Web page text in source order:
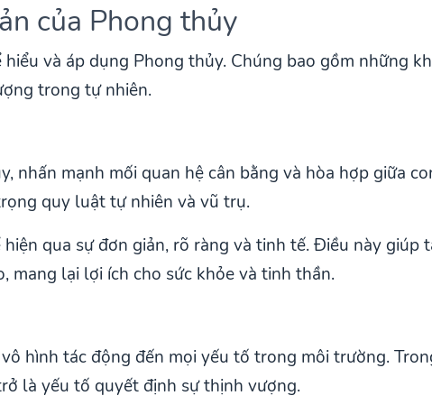
của Phong thủy
và áp dụng Phong thủy. Chúng bao gồm những
trong tự nhiên.
mạnh mối quan hệ cân bằng và hòa hợp giữa
quy luật tự nhiên và vũ trụ.
qua sự đơn giản, rõ ràng và tinh tế. Điều này giúp
lại lợi ích cho sức khỏe và tinh thần.
hình tác động đến mọi yếu tố trong môi trường.
là yếu tố quyết định sự thịnh vượng.